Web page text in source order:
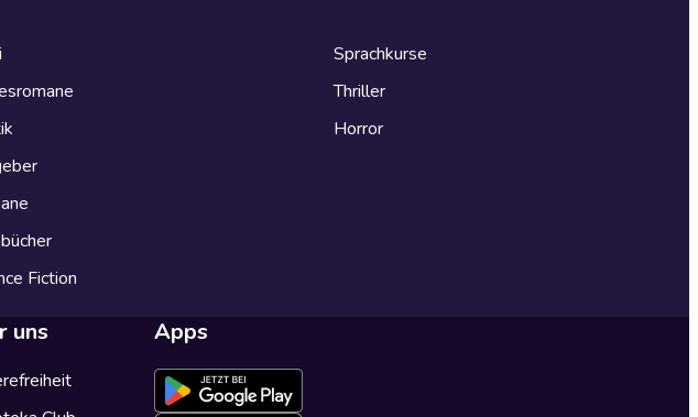
Fiction
Sprachkurse
Thriller
Horror
uns Apps